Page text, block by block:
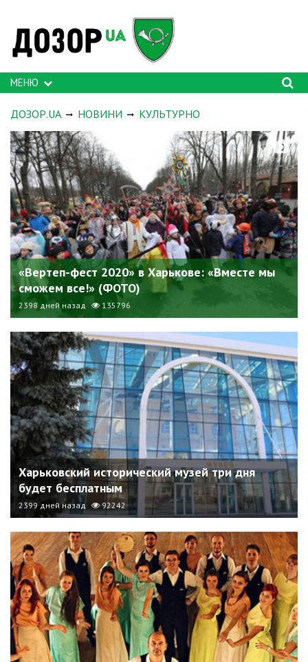
МЕНЮ
ДОЗОР.UA НОВИНИ КУЛЬТУРНО
«Вертеп-фест 2020» в Харькове: «Вместе мы
сможем все!» (ФОТО)
2398 дней назад 135796
Харьковский исторический музей три дня
будет бесплатным
2399 дней назад 92242